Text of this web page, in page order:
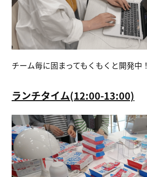
チーム毎に固まってもくもくと開発中！
ランチタイム(12:00-13:00)